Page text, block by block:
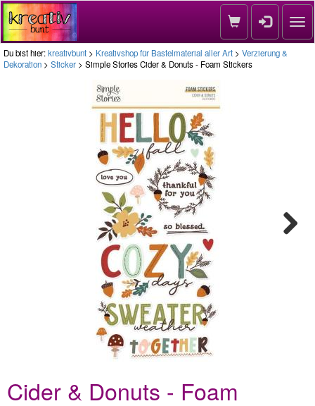
Du bist hier:kreativbunt > Kreativshop für Bastelmaterial aller Art > Verzierung &
Dekoration > Sticker > Simple Stories Cider & Donuts - Foam Stickers
Cider & Donuts - Foam